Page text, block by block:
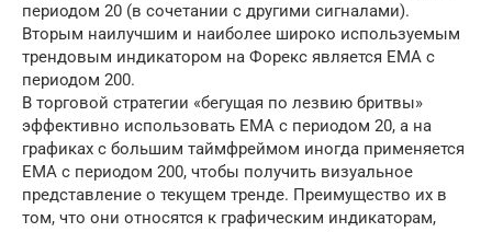
периодом 20 (в сочетании с другими сигналами).
Вторым наилучшим и наиболее широко используемым
трендовым индикатором на Форекс является EMA с
периодом 200.
В торговой стратегии «бегущая по лезвию бритвы»
эффективно использовать EMA с периодом 20, а на
графиках с большим таймфреймом иногда применяется
EMA с периодом 200, чтобы получить визуальное
представление о текущем тренде. Преимущество их в
том, что они относятся к графическим индикаторам,